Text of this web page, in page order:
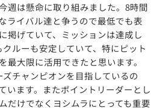
週は懸命に取り組みました。8時間
ライバル達と争うので最低でも表
掲げていて、ミッションは達成し
ルーも安定していて、特にピット
最大限に活用できたと思います。
チャンピオンを目指しているの
います。またポイントリーダーとし
だけでなくヨシムラにとっても重要